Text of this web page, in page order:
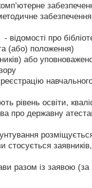
відомості про
(або) положення)
або
рівень освіти,
про державну
стосується
разом із заявою